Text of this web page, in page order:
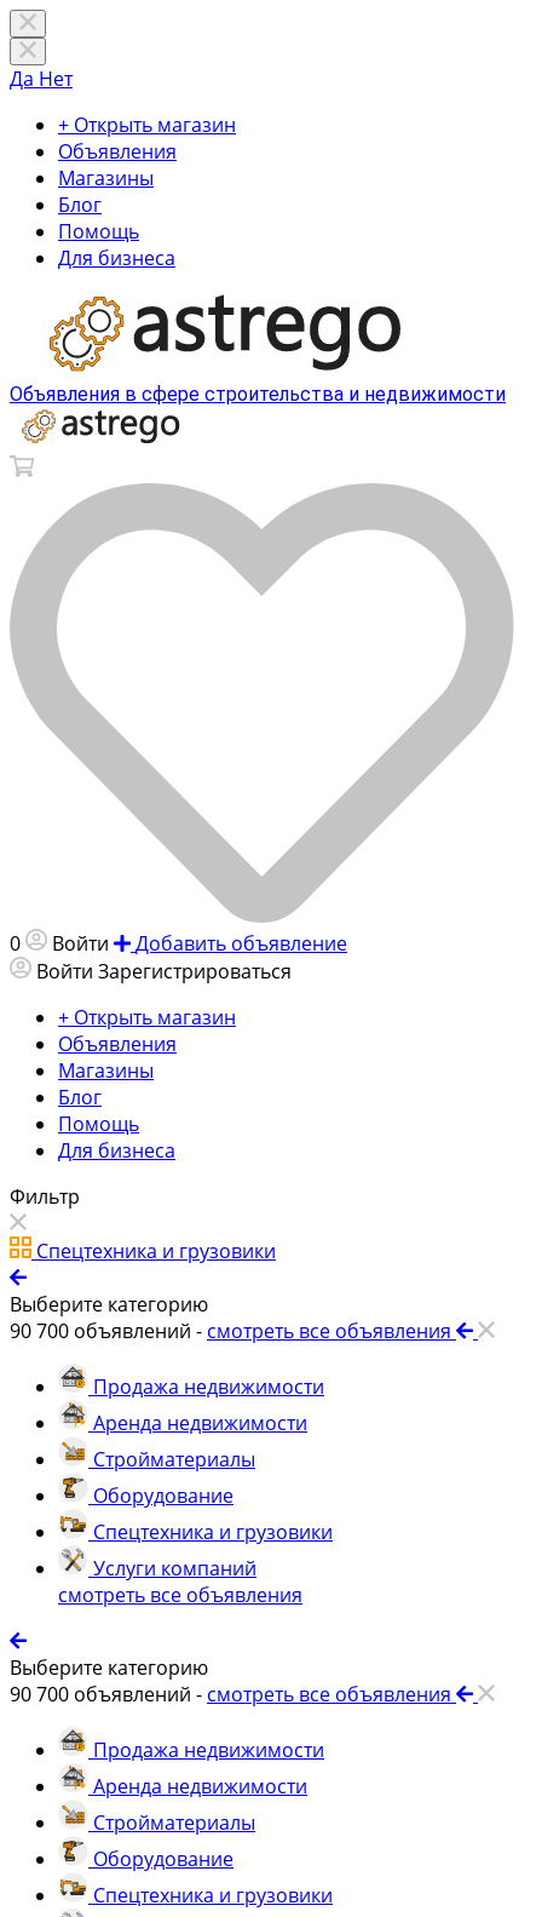
Да Нет
+ Открыть магазин
Объявления
Магазины
Блог
Помощь
Для бизнеса
Объявления в сфере строительства и недвижимости
0 Войти
Добавить объявление
Войти Зарегистрироваться
+ Открыть магазин
Объявления
Магазины
Блог
Помощь
Для бизнеса
Фильтр
Спецтехника и грузовики
Выберите категорию
90 700 объявлений - смотреть все объявления
Продажа недвижимости
Аренда недвижимости
Стройматериалы
Оборудование
Спецтехника и грузовики
Услуги компаний
смотреть все объявления
Выберите категорию
90 700 объявлений - смотреть все объявления
Продажа недвижимости
Аренда недвижимости
Стройматериалы
Оборудование
Спецтехника и грузовики